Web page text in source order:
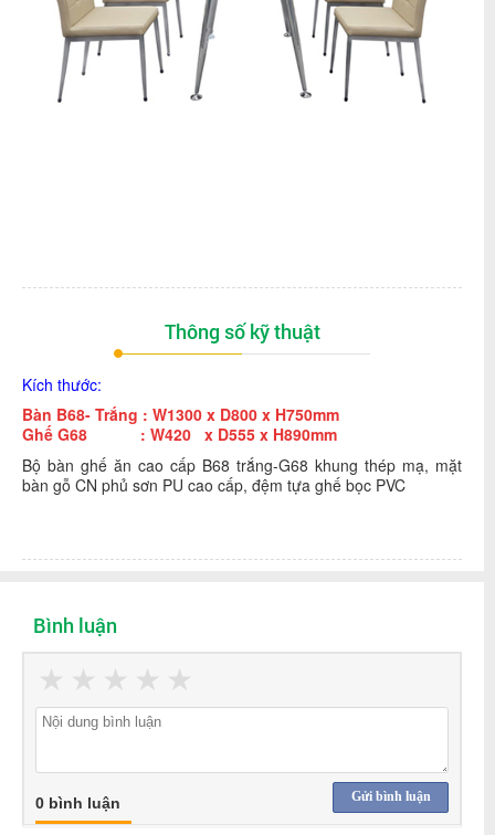
Thông số kỹ thuật
Kích thước:
Bàn B68- Trắng : W1300 x D800 x H750mm
Ghế G68 : W420 x D555 x H890mm
Bộ bàn ghế ăn cao cấp B68 trắng-G68 khung thép mạ, mặt
bàn gỗ CN phủ sơn PU cao cấp, đệm tựa ghế bọc PVC
Bình luận
★
★
★
★
★
Gửi bình luận
0 bình luận